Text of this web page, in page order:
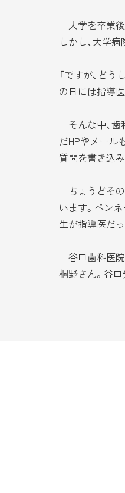
大学を卒業後
しかし、大学
「ですが、ど
の日には指導
そんな中、歯
だHPやメール
質問を書き込
ちょうどそ
います。ペン
生が指導医だ
谷口歯科医
桐野さん。谷